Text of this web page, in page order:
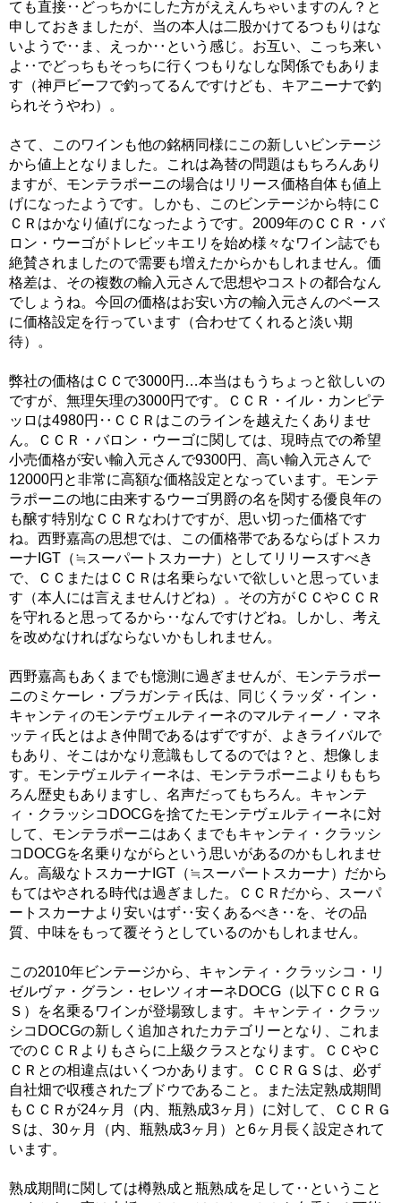
ても直接‥どっちかにした方がええんちゃいますのん？と
申しておきましたが、当の本人は二股かけてるつもりはな
いようで‥ま、えっか‥という感じ。お互い、こっち来い
よ‥でどっちもそっちに行くつもりなしな関係でもありま
す（神戸ビーフで釣ってるんですけども、キアニーナで釣
られそうやわ）。
さて、このワインも他の銘柄同様にこの新しいビンテージ
から値上となりました。これは為替の問題はもちろんあり
ますが、モンテラポーニの場合はリリース価格自体も値上
げになったようです。しかも、このビンテージから特にＣ
ＣＲはかなり値げになったようです。2009年のＣＣＲ・バ
ロン・ウーゴがトレビッキエリを始め様々なワイン誌でも
絶賛されましたので需要も増えたからかもしれません。価
格差は、その複数の輸入元さんで思想やコストの都合なん
でしょうね。今回の価格はお安い方の輸入元さんのベース
に価格設定を行っています（合わせてくれると淡い期
待）。
弊社の価格はＣＣで3000円…本当はもうちょっと欲しいの
ですが、無理矢理の3000円です。ＣＣＲ・イル・カンピテ
ッロは4980円‥ＣＣＲはこのラインを越えたくありませ
ん。ＣＣＲ・バロン・ウーゴに関しては、現時点での希望
小売価格が安い輸入元さんで9300円、高い輸入元さんで
12000円と非常に高額な価格設定となっています。モンテ
ラポーニの地に由来するウーゴ男爵の名を関する優良年の
も醸す特別なＣＣＲなわけですが、思い切った価格です
ね。西野嘉高の思想では、この価格帯であるならばトスカ
ーナIGT（≒スーパートスカーナ）としてリリースすべき
で、ＣＣまたはＣＣＲは名乗らないで欲しいと思っていま
す（本人には言えませんけどね）。その方がＣＣやＣＣＲ
を守れると思ってるから‥なんですけどね。しかし、考え
を改めなければならないかもしれません。
西野嘉高もあくまでも憶測に過ぎませんが、モンテラポー
ニのミケーレ・ブラガンティ氏は、同じくラッダ・イン・
キャンティのモンテヴェルティーネのマルティーノ・マネ
ッティ氏とはよき仲間であるはずですが、よきライバルで
もあり、そこはかなり意識もしてるのでは？と、想像しま
す。モンテヴェルティーネは、モンテラポーニよりももち
ろん歴史もありますし、名声だってもちろん。キャンテ
ィ・クラッシコDOCGを捨てたモンテヴェルティーネに対
して、モンテラポーニはあくまでもキャンティ・クラッシ
コDOCGを名乗りながらという思いがあるのかもしれませ
ん。高級なトスカーナIGT（≒スーパートスカーナ）だから
もてはやされる時代は過ぎました。ＣＣＲだから、スーパ
ートスカーナより安いはず‥安くあるべき‥を、その品
質、中味をもって覆そうとしているのかもしれません。
この2010年ビンテージから、キャンティ・クラッシコ・リ
ゼルヴァ・グラン・セレツィオーネDOCG（以下ＣＣＲＧ
Ｓ）を名乗るワインが登場致します。キャンティ・クラッ
シコDOCGの新しく追加されたカテゴリーとなり、これま
でのＣＣＲよりもさらに上級クラスとなります。ＣＣやＣ
ＣＲとの相違点はいくつかあります。ＣＣＲＧＳは、必ず
自社畑で収穫されたブドウであること。また法定熟成期間
もＣＣＲが24ヶ月（内、瓶熟成3ヶ月）に対して、ＣＣＲＧ
Ｓは、30ヶ月（内、瓶熟成3ヶ月）と6ヶ月長く設定されて
います。
熟成期間に関しては樽熟成と瓶熟成を足して‥ということ